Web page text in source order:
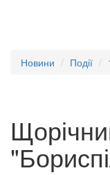
Новини Події